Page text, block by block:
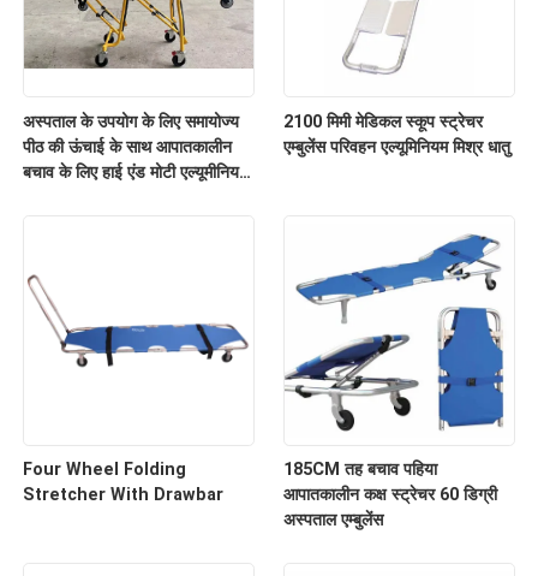
अस्पताल के उपयोग के लिए समायोज्य
पीठ की ऊंचाई के साथ आपातकालीन
बचाव के लिए हाई एंड मोटी एल्यूमीनियम
2100 मिमी मेडिकल स्कूप स्ट्रेचर
एम्बुलेंस परिवहन एल्यूमिनियम मिश्र धातु
Four Wheel Folding
Stretcher With Drawbar
185CM तह बचाव पहिया
आपातकालीन कक्ष स्ट्रेचर 60 डिग्री
अस्पताल एम्बुलेंस